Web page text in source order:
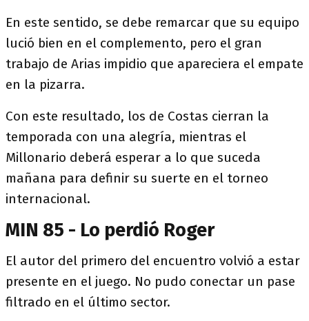
En este sentido, se debe remarcar que su equipo
lució bien en el complemento, pero el gran
trabajo de Arias impidio que apareciera el empate
en la pizarra.
Con este resultado, los de Costas cierran la
temporada con una alegría, mientras el
Millonario deberá esperar a lo que suceda
mañana para definir su suerte en el torneo
internacional.
MIN 85 - Lo perdió Roger
El autor del primero del encuentro volvió a estar
presente en el juego. No pudo conectar un pase
filtrado en el último sector.